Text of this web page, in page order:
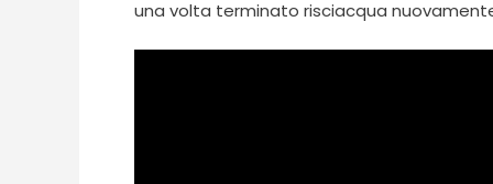
una volta terminato risciacqua